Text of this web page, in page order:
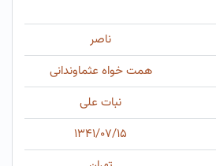
ناصر
همت خواه عثماوندانی
نبات علی
۱۳۴۱/۰۷/۱۵